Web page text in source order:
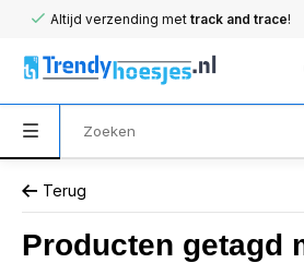
Altijd verzending mettrack and trace!
Terug
Producten getagd